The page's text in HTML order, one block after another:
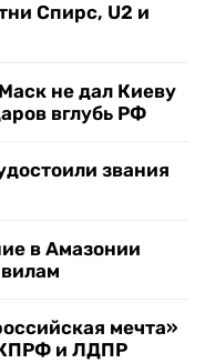
Спирс, U2 и
не дал Киеву
вглубь РФ
звания
в Амазонии
мечта»
КПРФ и ЛДПР